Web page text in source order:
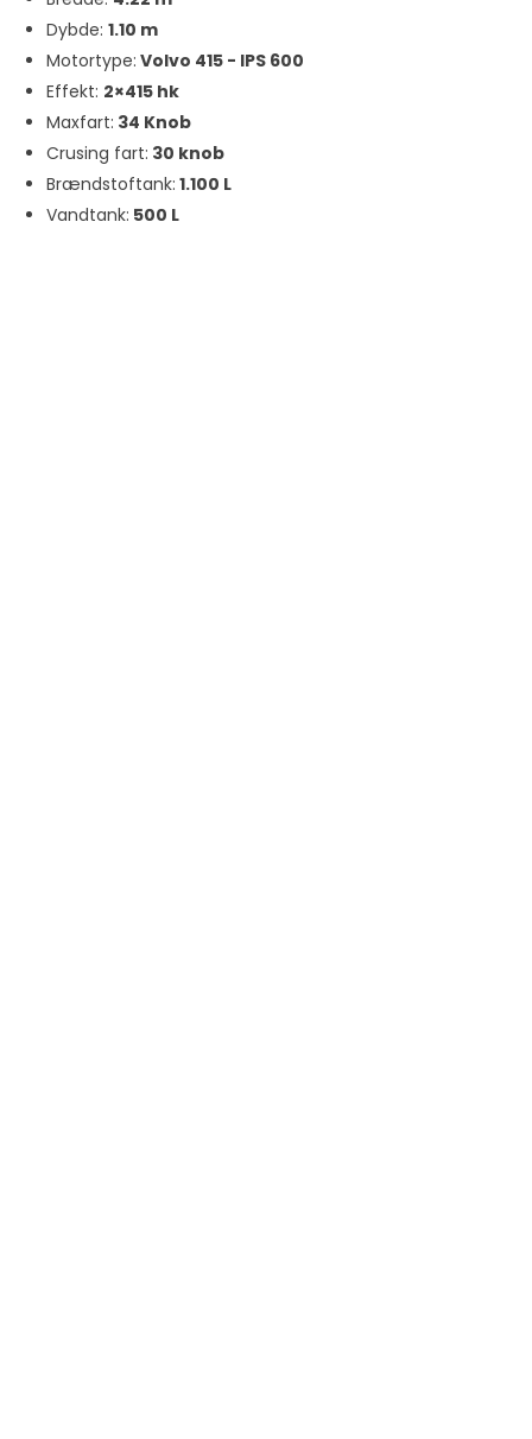
Dybde: 1.10 m
Motortype: Volvo 415 - IPS 600
Effekt: 2×415 hk
Maxfart: 34 Knob
Crusing fart: 30 knob
Brændstoftank: 1.100 L
Vandtank: 500 L